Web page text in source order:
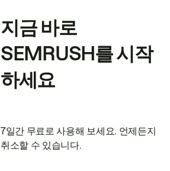
지금 바로
SEMRUSH를 시작
하세요
7일간 무료로 사용해 보세요. 언제든지
취소할 수 있습니다.